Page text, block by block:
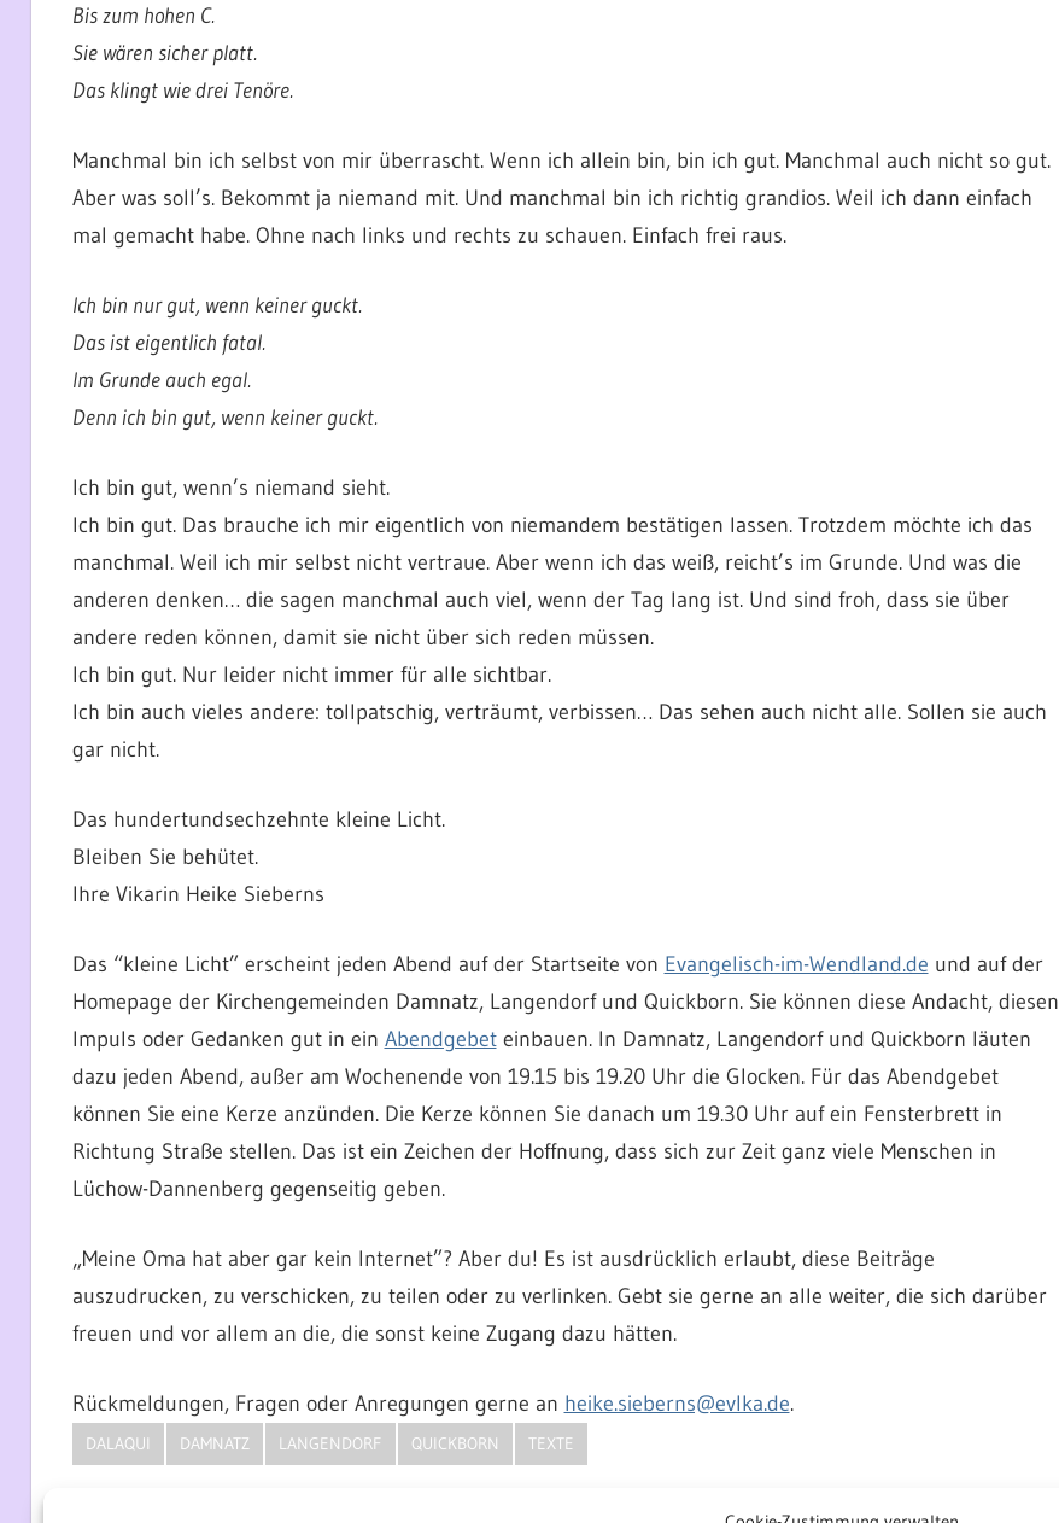
Bis zum hohen C.
Sie wären sicher platt.
Das klingt wie drei Tenöre.
Manchmal bin ich selbst von mir überrascht. Wenn ich allein bin, bin ich gut. Manchmal auch nicht so gut.
Aber was soll’s. Bekommt ja niemand mit. Und manchmal bin ich richtig grandios. Weil ich dann einfach
mal gemacht habe. Ohne nach links und rechts zu schauen. Einfach frei raus.
Ich bin nur gut, wenn keiner guckt.
Das ist eigentlich fatal.
Im Grunde auch egal.
Denn ich bin gut, wenn keiner guckt.
Ich bin gut, wenn’s niemand sieht.
Ich bin gut. Das brauche ich mir eigentlich von niemandem bestätigen lassen. Trotzdem möchte ich das
manchmal. Weil ich mir selbst nicht vertraue. Aber wenn ich das weiß, reicht’s im Grunde. Und was die
anderen denken… die sagen manchmal auch viel, wenn der Tag lang ist. Und sind froh, dass sie über
andere reden können, damit sie nicht über sich reden müssen.
Ich bin gut. Nur leider nicht immer für alle sichtbar.
Ich bin auch vieles andere: tollpatschig, verträumt, verbissen… Das sehen auch nicht alle. Sollen sie auch
gar nicht.
Das hundertundsechzehnte kleine Licht.
Bleiben Sie behütet.
Ihre Vikarin Heike Sieberns
Das “kleine Licht” erscheint jeden Abend auf der Startseite von Evangelisch-im-Wendland.de und auf der
Homepage der Kirchengemeinden Damnatz, Langendorf und Quickborn. Sie können diese Andacht, diesen
Impuls oder Gedanken gut in ein Abendgebeteinbauen. In Damnatz, Langendorf und Quickborn läuten
dazu jeden Abend, außer am Wochenende von 19.15 bis 19.20 Uhr die Glocken. Für das Abendgebet
können Sie eine Kerze anzünden. Die Kerze können Sie danach um 19.30 Uhr auf ein Fensterbrett in
Richtung Straße stellen. Das ist ein Zeichen der Hoffnung, dass sich zur Zeit ganz viele Menschen in
Lüchow-Dannenberg gegenseitig geben.
„Meine Oma hat aber gar kein Internet”? Aber du! Es ist ausdrücklich erlaubt, diese Beiträge
auszudrucken, zu verschicken, zu teilen oder zu verlinken. Gebt sie gerne an alle weiter, die sich darüber
freuen und vor allem an die, die sonst keine Zugang dazu hätten.
Rückmeldungen, Fragen oder Anregungen gerne an heike.sieberns@evlka.de.
DALAQUI DAMNATZ LANGENDORF QUICKBORN TEXTE